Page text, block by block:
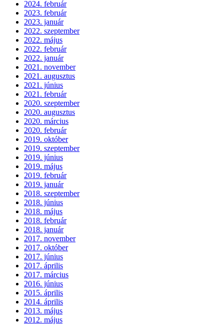
2024. február
2023. február
2023. január
2022. szeptember
2022. május
2022. február
2022. január
2021. november
2021. augusztus
2021. június
2021. február
2020. szeptember
2020. augusztus
2020. március
2020. február
2019. október
2019. szeptember
2019. június
2019. május
2019. február
2019. január
2018. szeptember
2018. június
2018. május
2018. február
2018. január
2017. november
2017. október
2017. június
2017. április
2017. március
2016. június
2015. április
2014. április
2013. május
2012. május